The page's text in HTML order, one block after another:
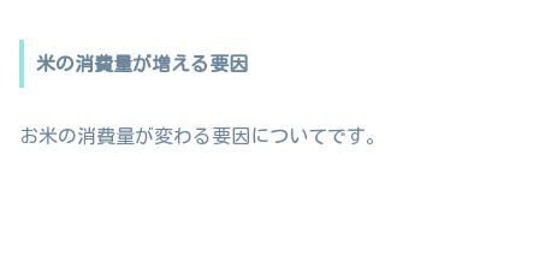
米の消費量が増える要因
お米の消費量が変わる要因についてです。